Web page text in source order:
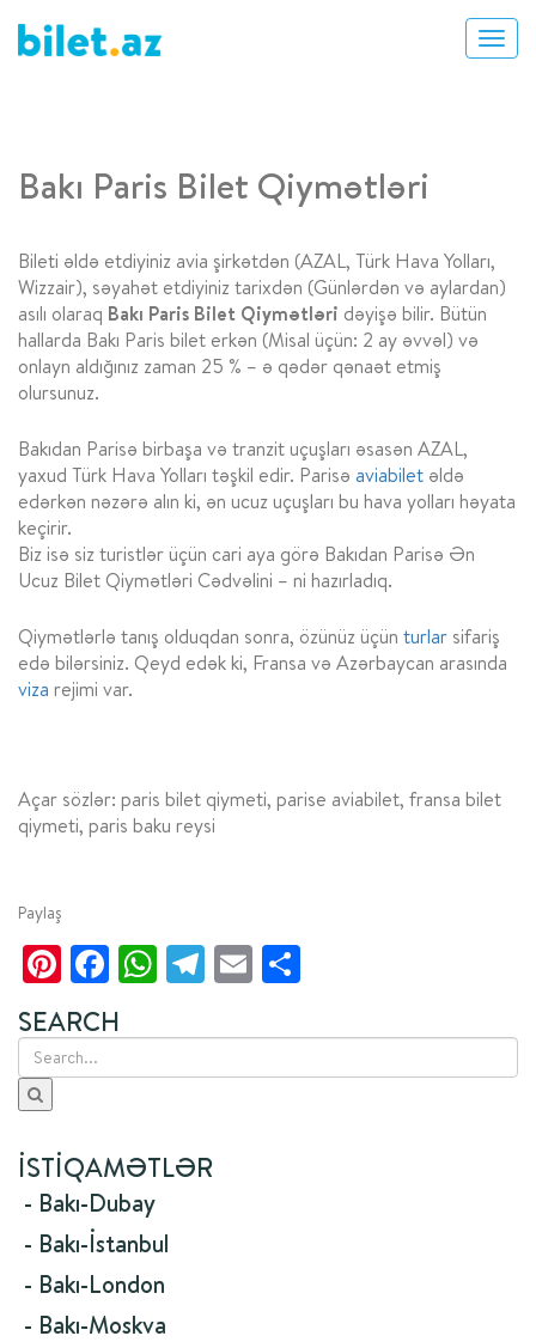
Bakı Paris Bilet Qiymətləri
Bileti əldə etdiyiniz avia şirkətdən (AZAL, Türk Hava Yolları,
Wizzair), səyahət etdiyiniz tarixdən (Günlərdən və aylardan)
asılı olaraq Bakı Paris Bilet Qiymətləri dəyişə bilir. Bütün
hallarda Bakı Paris bilet erkən (Misal üçün: 2 ay əvvəl) və
onlayn aldığınız zaman 25 % – ə qədər qənaət etmiş
olursunuz.
Bakıdan Parisə birbaşa və tranzit uçuşları əsasən AZAL,
yaxud Türk Hava Yolları təşkil edir. Parisə aviabilet əldə
edərkən nəzərə alın ki, ən ucuz uçuşları bu hava yolları həyata
keçirir.
Biz isə siz turistlər üçün cari aya görə Bakıdan Parisə Ən
Ucuz Bilet Qiymətləri Cədvəlini – ni hazırladıq.
Qiymətlərlə tanış olduqdan sonra, özünüz üçün turlar sifariş
edə bilərsiniz. Qeyd edək ki, Fransa və Azərbaycan arasında
viza rejimi var.
Açar sözlər: paris bilet qiymeti, parise aviabilet, fransa bilet
qiymeti, paris baku reysi
Paylaş
Pinterest
Facebook
WhatsApp
Telegram
Email
SEARCH
İSTIQAMƏTLƏR
- Bakı-Dubay
- Bakı-İstanbul
- Bakı-London
- Bakı-Moskva